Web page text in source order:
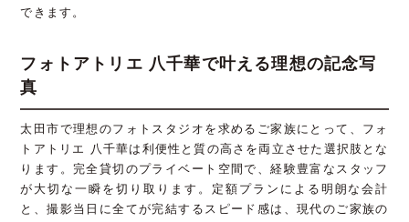
できます。
フォトアトリエ 八千華で叶える理想の記念写
真
太田市で理想のフォトスタジオを求めるご家族にとって、フォ
トアトリエ 八千華は利便性と質の高さを両立させた選択肢とな
ります。完全貸切のプライベート空間で、経験豊富なスタッフ
が大切な一瞬を切り取ります。定額プランによる明朗な会計
と、撮影当日に全てが完結するスピード感は、現代のご家族の